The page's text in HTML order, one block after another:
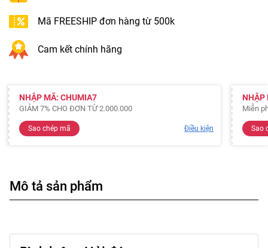
Mã FREESHIP đơn hàng từ 500k
Cam kết chính hãng
NHẬP MÃ: CHUMIA7
GIẢM 7% CHO ĐƠN TỪ 2.000.000
Sao chép mã Điều kiện
NHẬP
Miễn
Sao
Mô tả sản phẩm